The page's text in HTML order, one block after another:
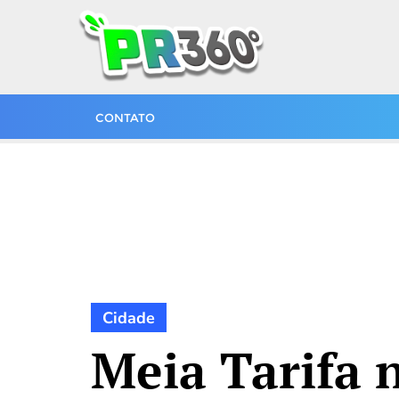
CONTATO
Cidade
Meia Tarifa